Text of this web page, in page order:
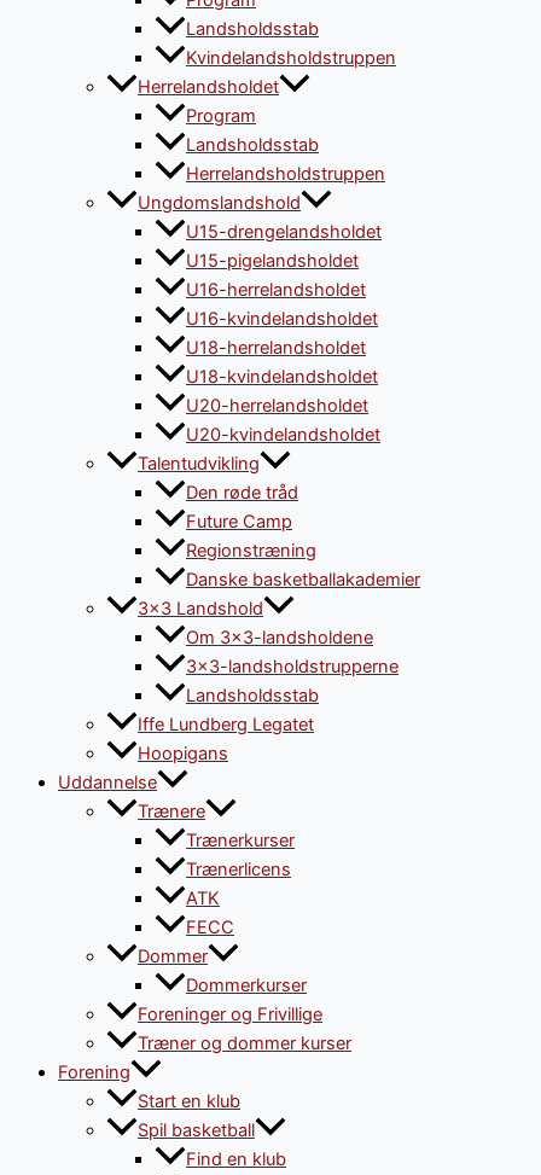
Landsholdsstab
Kvindelandsholdstruppen
Herrelandsholdet
Program
Landsholdsstab
Herrelandsholdstruppen
Ungdomslandshold
U15-drengelandsholdet
U15-pigelandsholdet
U16-herrelandsholdet
U16-kvindelandsholdet
U18-herrelandsholdet
U18-kvindelandsholdet
U20-herrelandsholdet
U20-kvindelandsholdet
Talentudvikling
Den røde tråd
Future Camp
Regionstræning
Danske basketballakademier
3×3 Landshold
Om 3×3-landsholdene
3×3-landsholdstrupperne
Landsholdsstab
Iffe Lundberg Legatet
Hoopigans
Uddannelse
Trænere
Trænerkurser
Trænerlicens
ATK
FECC
Dommer
Dommerkurser
Foreninger og Frivillige
Træner og dommer kurser
Forening
Start en klub
Spil basketball
Find en klub